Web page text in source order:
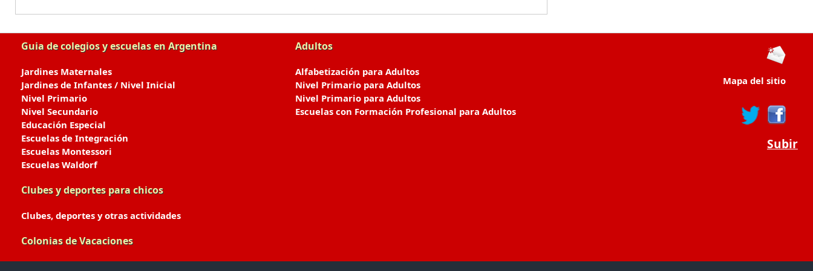
Guia de colegios y escuelas en Argentina
Jardines Maternales
Jardines de Infantes / Nivel Inicial
Nivel Primario
Nivel Secundario
Educación Especial
Escuelas de Integración
Escuelas Montessori
Escuelas Waldorf
Clubes y deportes para chicos
Clubes, deportes y otras actividades
Colonias de Vacaciones
Adultos
Alfabetización para Adultos
Nivel Primario para Adultos
Nivel Primario para Adultos
Escuelas con Formación Profesional para Adultos
Mapa del sitio
Subir